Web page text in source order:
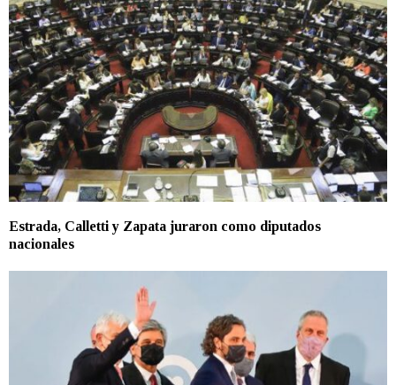
Estrada, Calletti y Zapata juraron como diputados
nacionales